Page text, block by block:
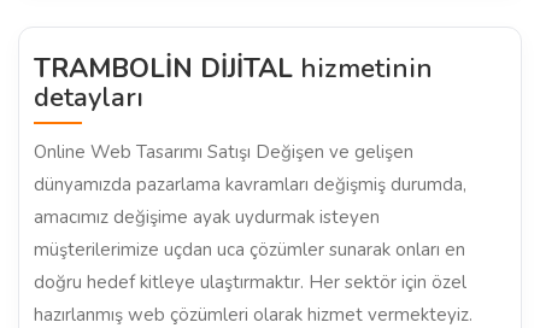
TRAMBOLİN DİJİTAL hizmetinin
detayları
Online Web Tasarımı Satışı Değişen ve gelişen
dünyamızda pazarlama kavramları değişmiş durumda,
amacımız değişime ayak uydurmak isteyen
müşterilerimize uçdan uca çözümler sunarak onları en
doğru hedef kitleye ulaştırmaktır. Her sektör için özel
hazırlanmış web çözümleri olarak hizmet vermekteyiz.